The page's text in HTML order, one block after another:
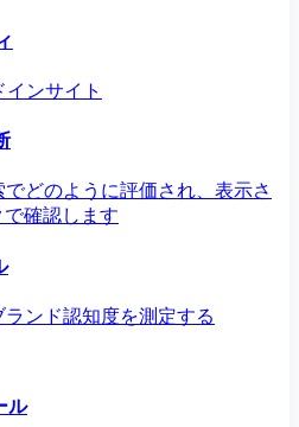
ンサイト
どのように評価され、表示さ
確認します
ンド認知度を測定する
ル